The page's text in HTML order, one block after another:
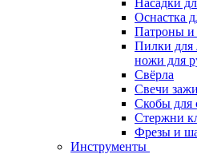
Насадки
Оснастка
Патроны и
Пилки для
ножи для
Свёрла
Свечи
Скобы для
Стержни
Фрезы и
Инструменты